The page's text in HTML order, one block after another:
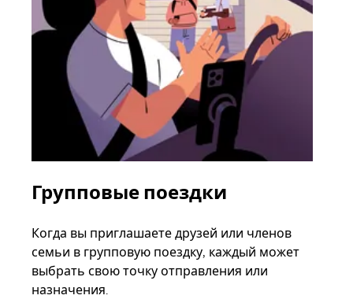
Групповые поездки
Когда вы приглашаете друзей или членов
семьи в групповую поездку, каждый может
выбрать свою точку отправления или
назначения.